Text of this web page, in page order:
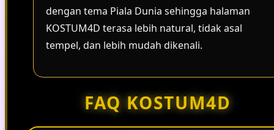
dengan tema Piala Dunia sehingga halaman
KOSTUM4D terasa lebih natural, tidak asal
tempel, dan lebih mudah dikenali.
FAQ KOSTUM4D